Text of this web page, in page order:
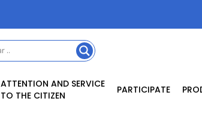
ATTENTION AND SERVICE
TO THE CITIZEN
PARTICIPATE